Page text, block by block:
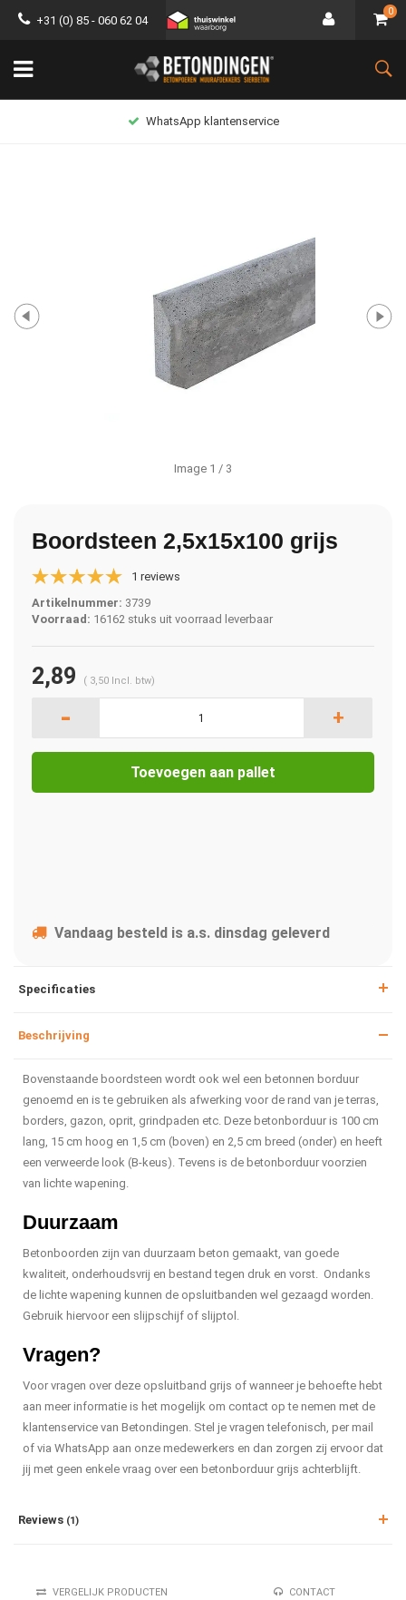
+31 (0) 85 - 060 62 04
0
WhatsApp klantenservice
Image 1 / 3
Boordsteen 2,5x15x100 grijs
1 reviews
Artikelnummer: 3739
Voorraad: 16162 stuks uit voorraad leverbaar
2,89 ( 3,50 Incl. btw)
- +
Toevoegen aan pallet
Vandaag besteld is a.s. dinsdag geleverd
Specificaties
Beschrijving
Bovenstaande boordsteen wordt ook wel een betonnen borduur
genoemd en is te gebruiken als afwerking voor de rand van je terras,
borders, gazon, oprit, grindpaden etc. Deze betonborduur is 100 cm
lang, 15 cm hoog en 1,5 cm (boven) en 2,5 cm breed (onder) en heeft
een verweerde look (B-keus). Tevens is de betonborduur voorzien
van lichte wapening.
Duurzaam
Betonboorden zijn van duurzaam beton gemaakt, van goede
kwaliteit, onderhoudsvrij en bestand tegen druk en vorst. Ondanks
de lichte wapening kunnen de opsluitbanden wel gezaagd worden.
Gebruik hiervoor een slijpschijf of slijptol.
Vragen?
Voor vragen over deze opsluitband grijs of wanneer je behoefte hebt
aan meer informatie is het mogelijk om contact op te nemen met de
klantenservice van Betondingen. Stel je vragen telefonisch, per mail
of via WhatsApp aan onze medewerkers en dan zorgen zij ervoor dat
jij met geen enkele vraag over een betonborduur grijs achterblijft.
Reviews (1)
VERGELIJK PRODUCTEN CONTACT